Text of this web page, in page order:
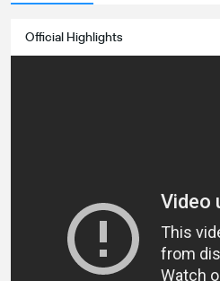
Official Highlights